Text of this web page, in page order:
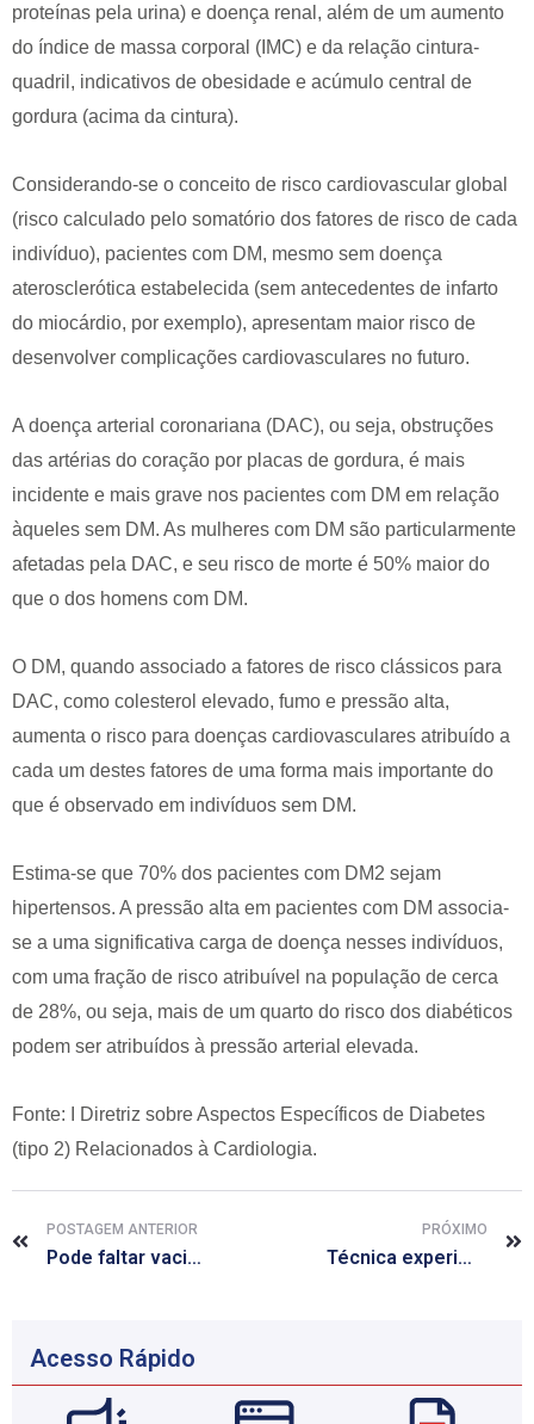
proteínas pela urina) e doença renal, além de um aumento
do índice de massa corporal (IMC) e da relação cintura-
quadril, indicativos de obesidade e acúmulo central de
gordura (acima da cintura).
Considerando-se o conceito de risco cardiovascular global
(risco calculado pelo somatório dos fatores de risco de cada
indivíduo), pacientes com DM, mesmo sem doença
aterosclerótica estabelecida (sem antecedentes de infarto
do miocárdio, por exemplo), apresentam maior risco de
desenvolver complicações cardiovasculares no futuro.
A doença arterial coronariana (DAC), ou seja, obstruções
das artérias do coração por placas de gordura, é mais
incidente e mais grave nos pacientes com DM em relação
àqueles sem DM. As mulheres com DM são particularmente
afetadas pela DAC, e seu risco de morte é 50% maior do
que o dos homens com DM.
O DM, quando associado a fatores de risco clássicos para
DAC, como colesterol elevado, fumo e pressão alta,
aumenta o risco para doenças cardiovasculares atribuído a
cada um destes fatores de uma forma mais importante do
que é observado em indivíduos sem DM.
Estima-se que 70% dos pacientes com DM2 sejam
hipertensos. A pressão alta em pacientes com DM associa-
se a uma significativa carga de doença nesses indivíduos,
com uma fração de risco atribuível na população de cerca
de 28%, ou seja, mais de um quarto do risco dos diabéticos
podem ser atribuídos à pressão arterial elevada.
Fonte: I Diretriz sobre Aspectos Específicos de Diabetes
(tipo 2) Relacionados à Cardiologia.
POSTAGEM ANTERIOR
Pode faltar vacina BCG em diversos estados brasileiros
PRÓXIMO
Técnica experimental melhora a memória de roedores com Alzheimer
Acesso Rápido